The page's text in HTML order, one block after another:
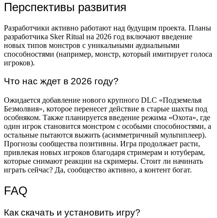
Перспективы развития
Разработчики активно работают над будущим проекта. Планы
разработчика Sker Ritual на 2026 год включают введение
новых типов монстров с уникальными аудиальными
способностями (например, монстр, который имитирует голоса
игроков).
Что нас ждет в 2026 году?
Ожидается добавление нового крупного DLC «Подземелья
Безмолвия», которое перенесет действие в старые шахты под
особняком. Также планируется введение режима «Охота», где
один игрок становится монстром с особыми способностями, а
остальные пытаются выжить (асимметричный мультиплеер).
Прогнозы сообщества позитивны. Игра продолжает расти,
привлекая новых игроков благодаря стримерам и ютуберам,
которые снимают реакции на скримеры. Стоит ли начинать
играть сейчас? Да, сообщество активно, а контент богат.
FAQ
Как скачать и установить игру?